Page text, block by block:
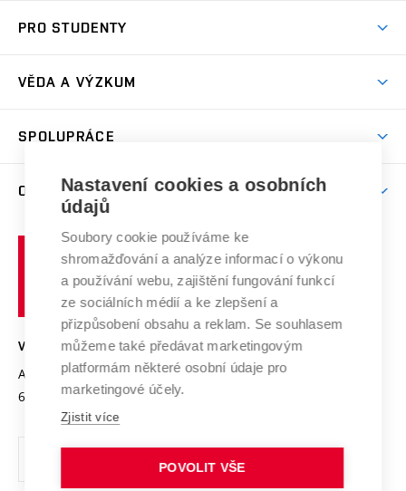
Koleje
Sport na VUT
Dny otevřených dveří
Celoživotní vzdělávání
E-přihláška
PRO STUDENTY
Harmonogram akademického roku
Závěrečné práce
Doktorské studium
Zpracování osobních údajů studentů
Sociální bezpečí
Studium bez bariér
Podpora podnikání
VĚDA A VÝZKUM
Mezinárodní vědecká rada
Systém zajišťování kvality výzkumu
Výzkumné infrastruktury
Transfer znalostí
Open Science
Projekty
Projekty ze strukturálních fondů
Specifický výzkum
SPOLUPRÁCE
Firemní spolupráce
Zahraniční spolupráce
Spolupráce se školami
Mezinárodní dohody
Univerzitní sítě
O UNIVERZITĚ
Profil univerzity
Udržitelná univerzita
Podnikavá univerzita / ContriBUTe
Bezpečná univerzita
Vyznamenání
Organizační struktura
Ochrana osobních údajů
učení
technické
Brně
VYSOKÉ UČENÍ TECHNICKÉ V BRNĚ
Antonínská 548/1
602 00 Brno
www.vut.cz
vut@vutbr.cz
Nastavení cookies a osobních
údajů
Soubory cookie používáme ke
shromažďování a analýze informací o výkonu
a používání webu, zajištění fungování funkcí
ze sociálních médií a ke zlepšení a
přizpůsobení obsahu a reklam. Se souhlasem
můžeme také předávat marketingovým
platformám některé osobní údaje pro
marketingové účely.
Zjistit více
POVOLIT VŠE